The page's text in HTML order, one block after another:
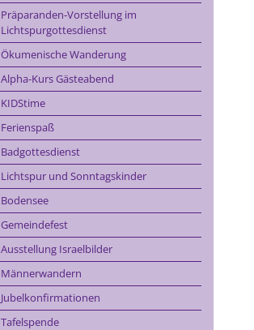
Präparanden-Vorstellung im
Lichtspurgottesdienst
Ökumenische Wanderung
Alpha-Kurs Gästeabend
KIDStime
Ferienspaß
Badgottesdienst
Lichtspur und Sonntagskinder
Bodensee
Gemeindefest
Ausstellung Israelbilder
Männerwandern
Jubelkonfirmationen
Tafelspende